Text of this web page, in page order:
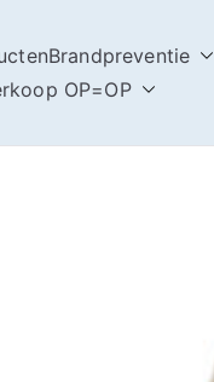
Brandpreventie
OP=OP